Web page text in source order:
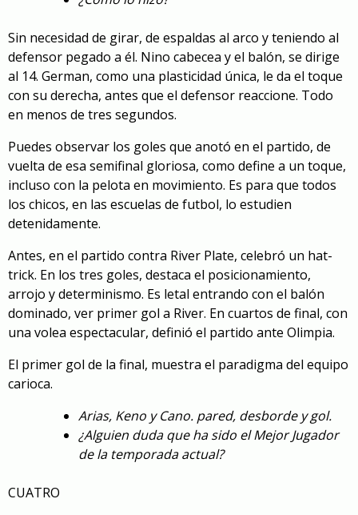
Sin necesidad de girar, de espaldas al arco y teniendo al
defensor pegado a él. Nino cabecea y el balón, se dirige
al 14. German, como una plasticidad única, le da el toque
con su derecha, antes que el defensor reaccione. Todo
en menos de tres segundos.
Puedes observar los goles que anotó en el partido, de
vuelta de esa semifinal gloriosa, como define a un toque,
incluso con la pelota en movimiento. Es para que todos
los chicos, en las escuelas de futbol, lo estudien
detenidamente.
Antes, en el partido contra River Plate, celebró un hat-
trick. En los tres goles, destaca el posicionamiento,
arrojo y determinismo. Es letal entrando con el balón
dominado, ver primer gol a River. En cuartos de final, con
una volea espectacular, definió el partido ante Olimpia.
El primer gol de la final, muestra el paradigma del equipo
carioca.
Arias, Keno y Cano. pared, desborde y gol.
¿Alguien duda que ha sido el Mejor Jugador
de la temporada actual?
CUATRO